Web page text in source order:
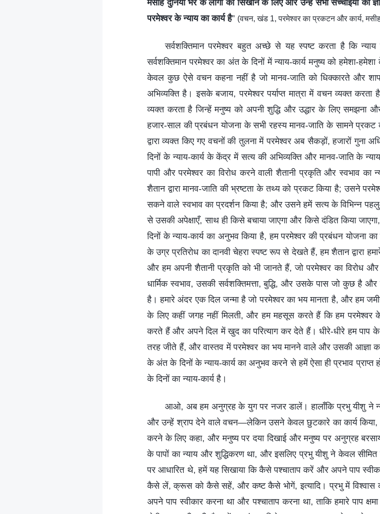
मसीह दुनिया भर के लोगों को सिखाने के लिए और उन्हें सभी सच्चाइयों का
परमेश्वर के न्याय का कार्य है” (वचन, खंड 1, परमेश्वर का प्रकटन और कार्य,
सर्वशक्तिमान परमेश्वर बहुत अच्छे से यह स्पष्ट करता है कि
सर्वशक्तिमान परमेश्वर का अंत के दिनों में न्याय-कार्य मनुष्य को हमेशा-
केवल कुछ ऐसे वचन कहना नहीं है जो मानव-जाति को धिक्कारते और
अभिव्यक्ति है। इसके बजाय, परमेश्वर पर्याप्त मात्रा में वचन व्यक्त
व्यक्त करता है जिन्हें मनुष्य को अपनी शुद्धि और उद्धार के लिए समझना
हजार-साल की प्रबंधन योजना के सभी रहस्य मानव-जाति के सामने
द्वारा व्यक्त किए गए वचनों की तुलना में परमेश्वर अब सैकड़ों, हजारों
दिनों के न्याय-कार्य के केंद्र में सत्य की अभिव्यक्ति और मानव-जाति के
पापी और परमेश्वर का विरोध करने वाली शैतानी प्रकृति और स्वभाव
शैतान द्वारा मानव-जाति की भ्रष्टता के तथ्य को प्रकट किया है; उसने
सकने वाले स्वभाव का प्रदर्शन किया है; और उसने हमें सत्य के विभिन्न
से उसकी अपेक्षाएँ, साथ ही किसे बचाया जाएगा और किसे दंडित किया
दिनों के न्याय-कार्य का अनुभव किया है, हम परमेश्वर की प्रबंधन योजना
के उग्र प्रतिरोध का दानवी चेहरा स्पष्ट रूप से देखते हैं, हम शैतान द्वारा
और हम अपनी शैतानी प्रकृति को भी जानते हैं, जो परमेश्वर का विरोध
धार्मिक स्वभाव, उसकी सर्वशक्तिमत्ता, बुद्धि, और उसके पास जो कुछ है और
है। हमारे अंदर एक दिल जन्मा है जो परमेश्वर का भय मानता है, और हम
के लिए कहीं जगह नहीं मिलती, और हम महसूस करते हैं कि हम
करते हैं और अपने दिल में खुद का परित्याग कर देते हैं। धीरे-धीरे हम पाप
तरह जीते हैं, और वास्तव में परमेश्वर का भय मानने वाले और उसकी आज्ञा
के अंत के दिनों के न्याय-कार्य का अनुभव करने से हमें ऐसा ही प्रभाव
के दिनों का न्याय-कार्य है।
आओ, अब हम अनुग्रह के युग पर नजर डालें। हालाँकि प्रभु यीशु ने
और उन्हें श्राप देने वाले वचन—लेकिन उसने केवल छुटकारे का कार्य किया,
करने के लिए कहा, और मनुष्य पर दया दिखाई और मनुष्य पर अनुग्रह
के पापों का न्याय और शुद्धिकरण था, और इसलिए प्रभु यीशु ने केवल सीमित
पर आधारित थे, हमें यह सिखाया कि कैसे पश्चाताप करें और अपने पाप
कैसे लें, क्रूस को कैसे सहें, और कष्ट कैसे भोगें, इत्यादि। प्रभु में
अपने पाप स्वीकार करना था और पश्चाताप करना था, ताकि हमारे पाप